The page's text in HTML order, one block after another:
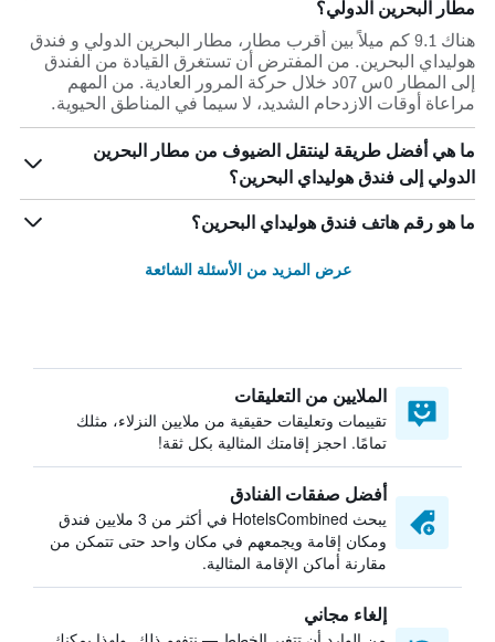
مطار البحرين الدولي؟
هناك 9.1 كم ميلاً بين أقرب مطار، مطار البحرين الدولي و فندق
هوليداي البحرين. من المفترض أن تستغرق القيادة من الفندق
إلى المطار 0س 07د خلال حركة المرور العادية. من المهم
مراعاة أوقات الازدحام الشديد، لا سيما في المناطق الحيوية.
ما هي أفضل طريقة لينتقل الضيوف من مطار البحرين
الدولي إلى فندق هوليداي البحرين؟
ما هو رقم هاتف فندق هوليداي البحرين؟
عرض المزيد من الأسئلة الشائعة
الملايين من التعليقات
تقييمات وتعليقات حقيقية من ملايين النزلاء، مثلك
تمامًا. احجز إقامتك المثالية بكل ثقة!
أفضل صفقات الفنادق
يبحث HotelsCombined في أكثر من 3 ملايين فندق
ومكان إقامة ويجمعهم في مكان واحد حتى تتمكن من
مقارنة أماكن الإقامة المثالية.
إلغاء مجاني